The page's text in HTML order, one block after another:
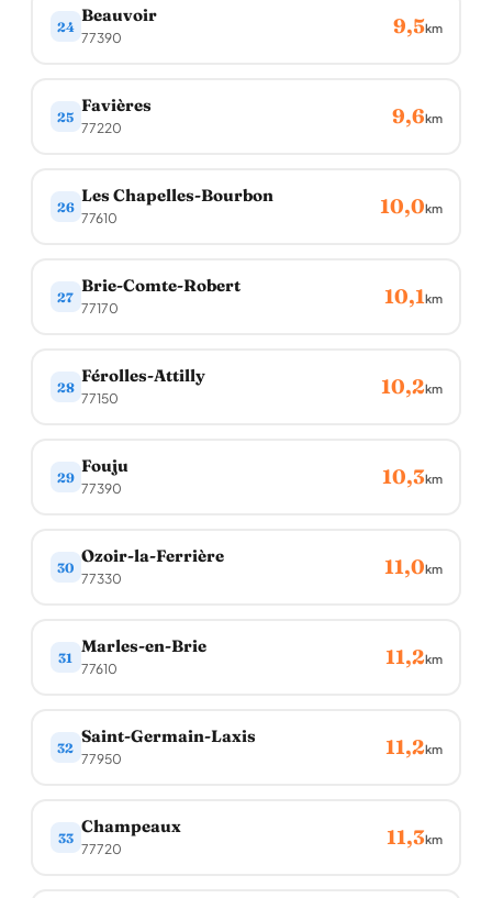
24
Beauvoir
77390 9,5km
25
Favières
77220 9,6km
26
Les Chapelles-Bourbon
77610 10,0km
27
Brie-Comte-Robert
77170 10,1km
28
Férolles-Attilly
77150 10,2km
29
Fouju
77390 10,3km
30
Ozoir-la-Ferrière
77330 11,0km
31
Marles-en-Brie
77610 11,2km
32
Saint-Germain-Laxis
77950 11,2km
33
Champeaux
77720 11,3km